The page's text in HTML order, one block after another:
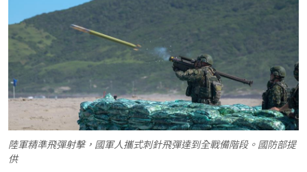
陸軍精準飛彈射擊，國軍人攜式刺針飛彈達到全戰備階段。國防部提
供